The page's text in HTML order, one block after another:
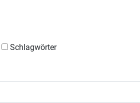
Schlagwörter